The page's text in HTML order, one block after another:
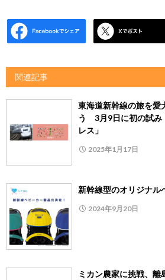
関連記事
東海道新幹線の旅を愛
う 3月9日に初の試み
レス」
2025年1月17日
新幹線型のオリジナル
2024年9月20日
ミカン農家に挑戦、離